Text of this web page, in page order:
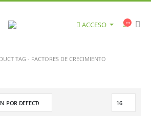
ACCESO
TAG - FACTORES DE CRECIMIENTO